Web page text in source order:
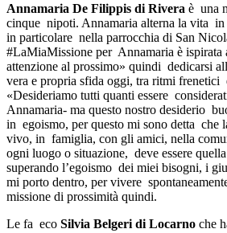
Annamaria De Filippis di Rivera è una
cinque nipoti. Annamaria alterna la vita
in particolare nella parrocchia di San
#LaMiaMissione per Annamaria è ispirata
attenzione al prossimo» quindi dedicarsi
vera e propria sfida oggi, tra ritmi frenetici
«Desideriamo tutti quanti essere
Annamaria- ma questo nostro desiderio
in egoismo, per questo mi sono detta che
vivo, in famiglia, con gli amici, nella
ogni luogo o situazione, deve essere
superando l’egoismo dei miei bisogni, i
mi porto dentro, per vivere
missione di prossimità quindi.
Le fa eco Silvia Belgeri di Locarno che